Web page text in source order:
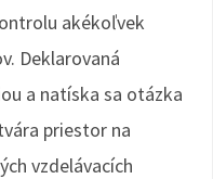
akékoľvek
Deklarovaná
a natíska sa otázka
priestor na
vzdelávacích